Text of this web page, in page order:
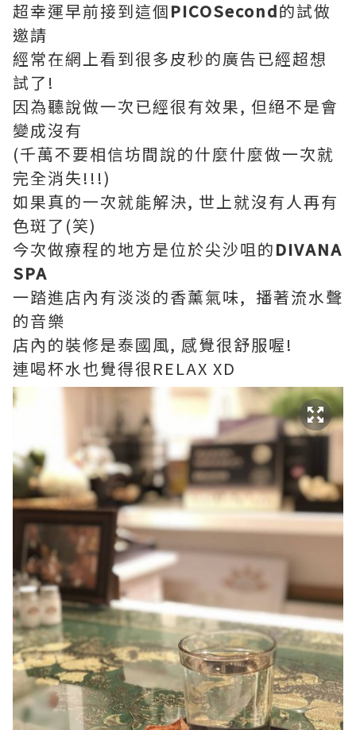
超幸運早前接到這個PICOSecond的試做
邀請
經常在網上看到很多皮秒的廣告已經超想
試了!
因為聽說做一次已經很有效果, 但絕不是會
變成沒有
(千萬不要相信坊間說的什麼什麼做一次就
完全消失!!!)
如果真的一次就能解決, 世上就沒有人再有
色斑了(笑)
今次做療程的地方是位於尖沙咀的DIVANA
SPA
一踏進店內有淡淡的香薰氣味, 播著流水聲
的音樂
店內的裝修是泰國風, 感覺很舒服喔!
連喝杯水也覺得很RELAX XD